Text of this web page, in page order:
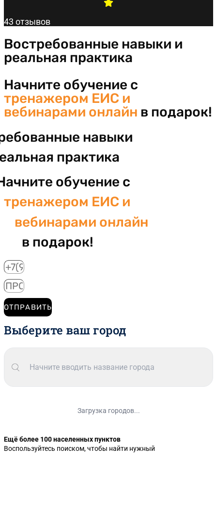
43 отзывов
Востребованные навыки и
реальная практика
Начните обучение с
тренажером ЕИС и
вебинарами онлайн в подарок!
навыки
практика
обучение с
тренажером ЕИС и
вебинарами онлайн
в подарок!
ОТПРАВИТЬ
Выберите ваш город
Загрузка городов...
Ещё более 100 населенных пунктов
Воспользуйтесь поиском, чтобы найти нужный